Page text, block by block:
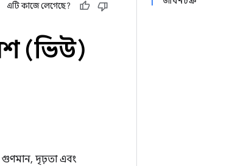
এটি কাজে লেগেছে?
(ভিউ)
গুণমান, দৃঢ়তা এবং